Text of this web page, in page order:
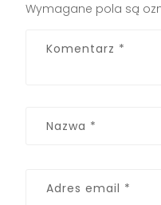
Wymagane pola są